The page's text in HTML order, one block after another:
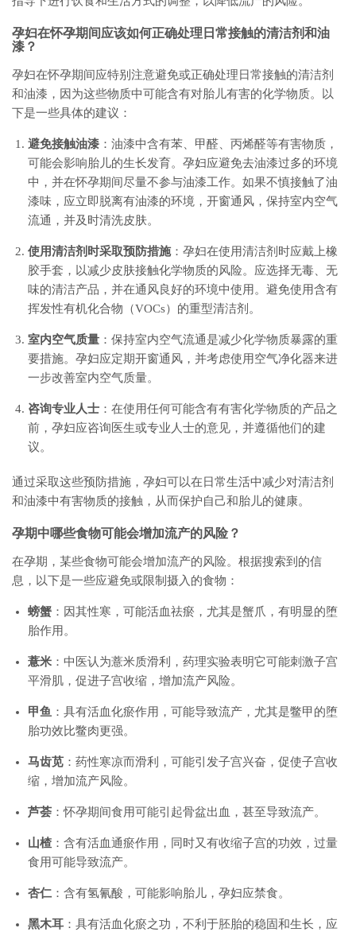
孕妇在怀孕期间应该如何正确处理日常接触的清洁剂和油
漆？
孕妇在怀孕期间应特别注意避免或正确处理日常接触的清洁剂
和油漆，因为这些物质中可能含有对胎儿有害的化学物质。以
下是一些具体的建议：
避免接触油漆 ：油漆中含有苯、甲醛、丙烯醛等有害物质，
可能会影响胎儿的生长发育。孕妇应避免去油漆过多的环境
中，并在怀孕期间尽量不参与油漆工作。如果不慎接触了油
漆味，应立即脱离有油漆的环境，开窗通风，保持室内空气
流通，并及时清洗皮肤。
使用清洁剂时采取预防措施：孕妇在使用清洁剂时应戴上橡
胶手套，以减少皮肤接触化学物质的风险。应选择无毒、无
味的清洁产品，并在通风良好的环境中使用。避免使用含有
挥发性有机化合物（VOCs）的重型清洁剂。
室内空气质量 ：保持室内空气流通是减少化学物质暴露的重
要措施。孕妇应定期开窗通风，并考虑使用空气净化器来进
一步改善室内空气质量。
咨询专业人士 ：在使用任何可能含有有害化学物质的产品之
前，孕妇应咨询医生或专业人士的意见，并遵循他们的建
议。
通过采取这些预防措施，孕妇可以在日常生活中减少对清洁剂
和油漆中有害物质的接触，从而保护自己和胎儿的健康。
孕期中哪些食物可能会增加流产的风险？
在孕期，某些食物可能会增加流产的风险。根据搜索到的信
息，以下是一些应避免或限制摄入的食物：
螃蟹 ：因其性寒，可能活血祛瘀，尤其是蟹爪，有明显的堕
胎作用。
薏米 ：中医认为薏米质滑利，药理实验表明它可能刺激子宫
平滑肌，促进子宫收缩，增加流产风险。
甲鱼 ：具有活血化瘀作用，可能导致流产，尤其是鳖甲的堕
胎功效比鳖肉更强。
马齿苋 ：药性寒凉而滑利，可能引发子宫兴奋，促使子宫收
缩，增加流产风险。
芦荟 ：怀孕期间食用可能引起骨盆出血，甚至导致流产。
山楂 ：含有活血通瘀作用，同时又有收缩子宫的功效，过量
食用可能导致流产。
杏仁 ：含有氢氰酸，可能影响胎儿，孕妇应禁食。
黑木耳 ：具有活血化瘀之功，不利于胚胎的稳固和生长，应